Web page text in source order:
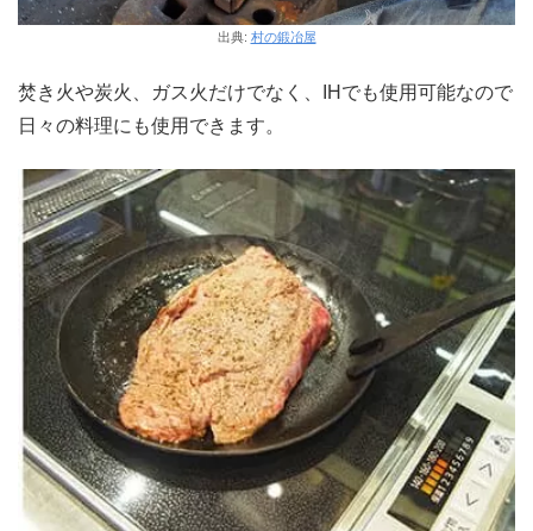
出典: 村の鍛冶屋
焚き火や炭火、ガス火だけでなく、IHでも使用可能なので
日々の料理にも使用できます。